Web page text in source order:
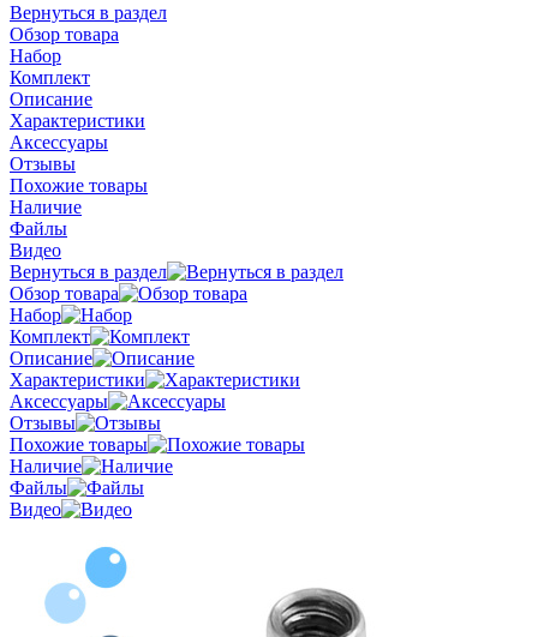
Вернуться в раздел
Обзор товара
Набор
Комплект
Описание
Характеристики
Аксессуары
Отзывы
Похожие товары
Наличие
Файлы
Видео
Вернуться в раздел
Обзор товара
Набор
Комплект
Описание
Характеристики
Аксессуары
Отзывы
Похожие товары
Наличие
Файлы
Видео